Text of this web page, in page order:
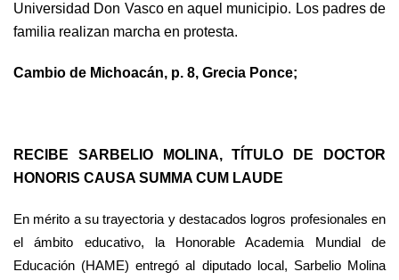
Universidad Don Vasco en aquel municipio. Los padres de
familia realizan marcha en protesta.
Cambio de Michoacán, p. 8, Grecia Ponce;
RECIBE SARBELIO MOLINA, TÍTULO DE DOCTOR
HONORIS CAUSA SUMMA CUM LAUDE
En mérito a su trayectoria y destacados logros profesionales en
el ámbito educativo, la Honorable Academia Mundial de
Educación (HAME) entregó al diputado local, Sarbelio Molina